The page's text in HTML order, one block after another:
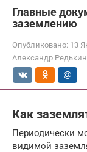
Главные
заземлению
Опубликовано: 13
Александр Редькин
Как
Периодически
видимой